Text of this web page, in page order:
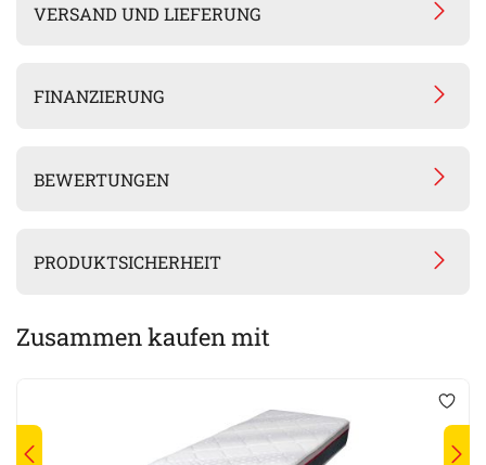
VERSAND UND LIEFERUNG
FINANZIERUNG
BEWERTUNGEN
PRODUKTSICHERHEIT
Zusammen kaufen mit